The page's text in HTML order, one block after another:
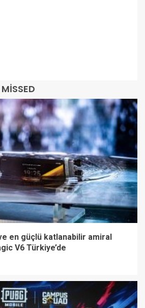
en güçlü katlanabilir amiral
V6 Türkiye’de